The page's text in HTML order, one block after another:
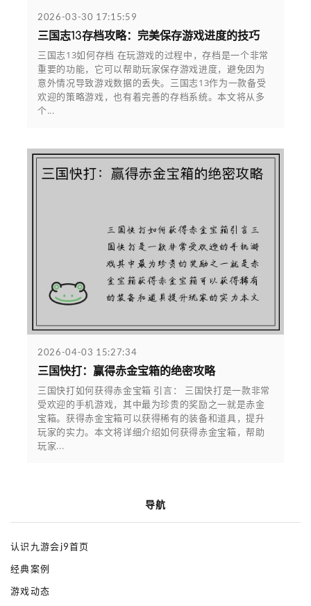
2026-03-30 17:15:59
三国志13存档攻略：完美保存游戏进度的技巧
三国志13如何存档 在玩游戏的过程中，存档是一个非常
重要的功能，它可以帮助玩家保存游戏进度，避免因为
意外情况导致游戏数据的丢失。三国志13作为一款备受
欢迎的策略游戏，也有着完善的存档系统。本文将从多
个...
2026-04-03 15:27:34
三国快打：赢得赤金宝箱的绝密攻略
三国快打如何获得赤金宝箱 引言： 三国快打是一款非常
受欢迎的手机游戏，其中最为珍贵的奖励之一就是赤金
宝箱。获得赤金宝箱可以获得稀有的装备和道具，提升
玩家的实力。本文将详细介绍如何获得赤金宝箱，帮助
玩家...
导航
认识九游会j9首页
经典案例
游戏动态